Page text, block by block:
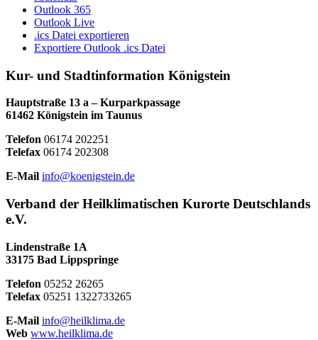
Outlook 365
Outlook Live
.ics Datei exportieren
Exportiere Outlook .ics Datei
Kur- und Stadtinformation Königstein
Hauptstraße 13 a – Kurparkpassage
61462 Königstein im Taunus
Telefon 06174 202251
Telefax 06174 202308
E-Mail info@koenigstein.de
Verband der Heilklimatischen Kurorte Deutschlands
e.V.
Lindenstraße 1A
33175 Bad Lippspringe
Telefon 05252 26265
Telefax 05251 1322733265
E-Mail info@heilklima.de
Web www.heilklima.de